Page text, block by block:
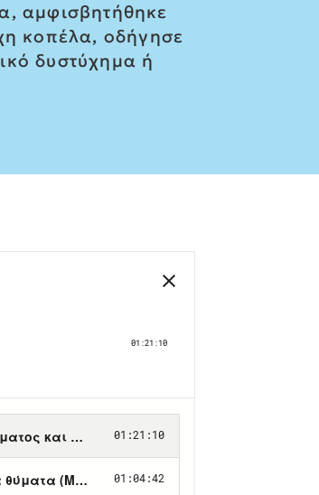
αμφισβητήθηκε
κοπέλα, οδήγησε
δυστύχημα ή